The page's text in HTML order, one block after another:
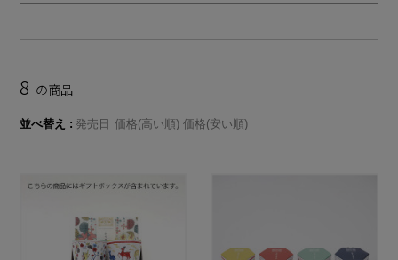
8 の商品
並べ替え 発売日 価格(高い順) 価格(安い順)